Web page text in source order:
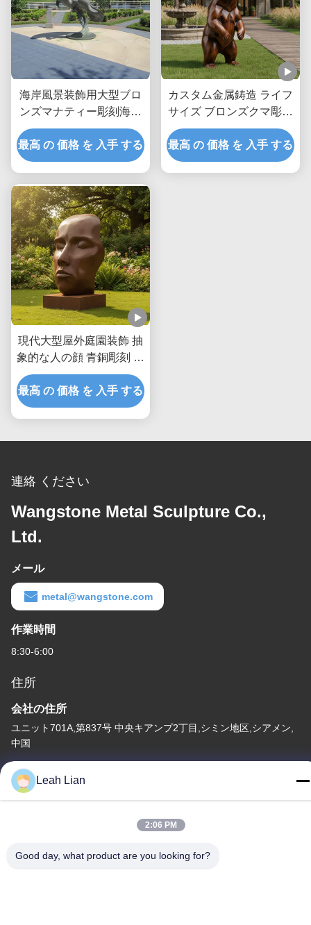
海岸風景装飾用大型ブロ
ンズマナティー彫刻海洋
動物屋外ガーデンアート
像
最高 の 価格 を 入手 する
カスタム金属鋳造 ライフ
サイズ ブロンズクマ彫刻
屋外庭園彫像 ヴィラパー
クのリアルな動物アート
景観装飾
最高 の 価格 を 入手 する
現代大型屋外庭園装飾 抽
象的な人の顔 青銅彫刻 古
代金属美術像 景観公園の
庭園装飾
最高 の 価格 を 入手 する
連絡 ください
Wangstone Metal Sculpture Co.,
Ltd.
メール
metal@wangstone.com
作業時間
8:30-6:00
住所
会社の住所
ユニット701A,第837号 中央キアンプ2丁目,シミン地区,シアメン,
中国
工場住所
第72号 ユンジュン道路 武峰村 崇武町 泉州市 福建市
Leah Lian
2:06 PM
Good day, what product are you looking for?